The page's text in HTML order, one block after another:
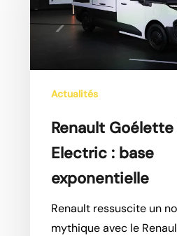
Electric
exponentielle
Actualités
Renault
Electric : base
exponentielle
Renault ressuscite un
mythique avec le